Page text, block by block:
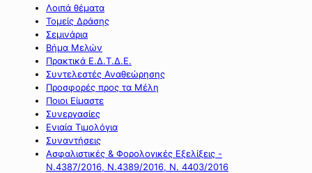
Λοιπά θέματα
Τομείς Δράσης
Σεμινάρια
Βήμα Μελών
Πρακτικά Ε.Δ.Τ.Δ.Ε.
Συντελεστές Αναθεώρησης
Προσφορές προς τα Μέλη
Ποιοι Είμαστε
Συνεργασίες
Ενιαία Τιμολόγια
Συναντήσεις
Ασφαλιστικές & Φορολογικές Εξελίξεις -
Ν.4387/2016, Ν.4389/2016, Ν. 4403/2016